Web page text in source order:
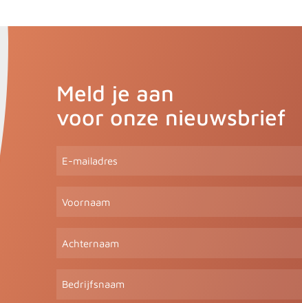
Meld je aan
voor onze nieuwsbrief
Achternaam
Bedrijfsnaam